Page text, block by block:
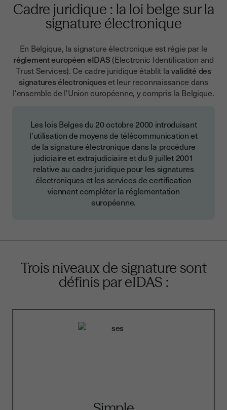
Cadre juridique : la loi belge sur la
signature électronique
En Belgique, la signature électronique est régie par le
règlement européen eIDAS (Electronic Identification and
Trust Services). Ce cadre juridique établit lavalidité des
signatures électroniqueset leur reconnaissance dans
l'ensemble de l'Union européenne, y compris la Belgique.
Les lois Belges du 20 octobre 2000 introduisant
l'utilisation de moyens de télécommunication et
de la signature électronique dans la procédure
judiciaire et extrajudiciaire et du 9 juillet 2001
relative au cadre juridique pour les signatures
électroniques et les services de certification
viennent compléter la réglementation
européenne.
Trois niveaux de signature sont
définis par eIDAS :